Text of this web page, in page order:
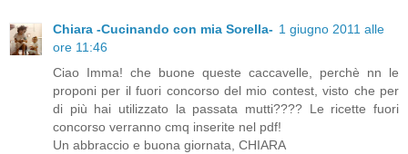
Chiara -Cucinando con mia Sorella- 1 giugno 2011 alle
ore 11:46
Ciao Imma! che buone queste caccavelle, perchè nn le
proponi per il fuori concorso del mio contest, visto che per
di più hai utilizzato la passata mutti???? Le ricette fuori
concorso verranno cmq inserite nel pdf!
Un abbraccio e buona giornata, CHIARA